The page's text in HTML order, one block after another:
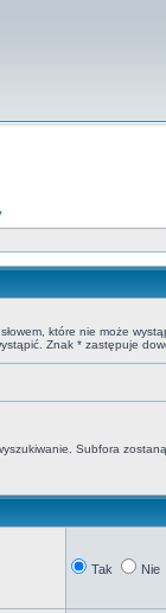
które nie może
Znak * zastępuje
Subfora
Tak Nie